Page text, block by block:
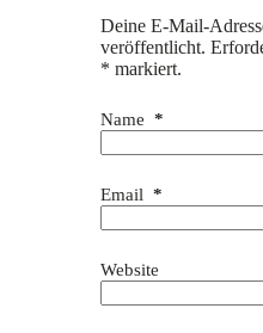
Deine E-Mail-
veröffentlicht.
* markiert.
Name *
Email *
Website